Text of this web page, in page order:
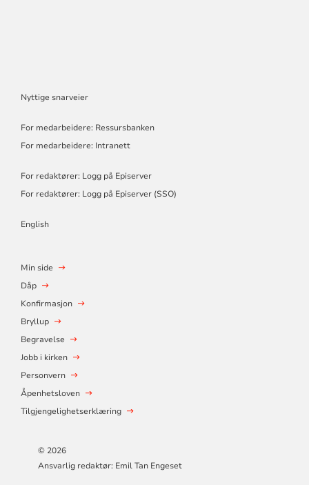
Nyttige snarveier
For medarbeidere: Ressursbanken
For medarbeidere: Intranett
For redaktører: Logg på Episerver
For redaktører: Logg på Episerver (SSO)
English
Min side
Dåp
Konfirmasjon
Bryllup
Begravelse
Jobb i kirken
Personvern
Åpenhetsloven
Tilgjengelighetserklæring
© 2026
Ansvarlig redaktør: Emil Tan Engeset